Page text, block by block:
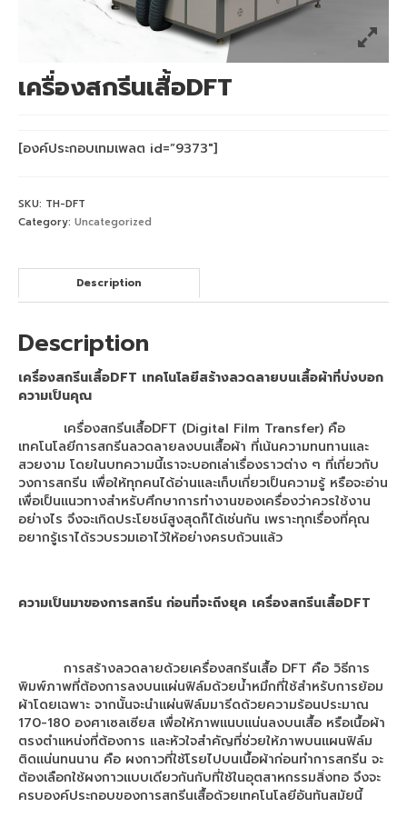
เครื่องพิมพ์ซับลิเมชั่น Mimaki TS330-1600
เครื่องพิมพ์สกรีน mimaki ts330 จับคู่
Heatroller 1.7m
เครื่องพิมพ์ซับลิเมชั่น Mimaki TS500P-3200
เครื่องพิมพ์ DFT Mimaki TxF150-75
เครื่องพิมพ์เสื้อยืด จับคู่ เครื่องรีดร้อน
40×60
เครื่องสกรีนเสื้อยืด จับคู่ เครื่องรีดร้อน
ขนาดเล็ก
เครื่องพิมพ์ DFT Mimaki TxF300-75
เครื่องพิมพ์ EPSON
เครื่องพิมพ์ซับลิเมชั่น Epson SC-F6430
1.3m
เครื่องพิมพ์ซับลิเมชั่น F6430 + HeatRoller
1.7m
เครื่องสกรีนเสื้อ F6430 + HeatRoller 1.9m
เครื่องพิมพ์ซับลิเมชั่น Epson SC-F7270
เครื่องสกรีนเสื้อDFT
[องค์ประกอบเทมเพลต id=”9373″]
SKU: TH-DFT
Category: Uncategorized
Description
Description
เครื่องสกรีนเสื้อDFT เทคโนโลยีสร้างลวดลายบนเสื้อผ้าที่บ่งบอก
ความเป็นคุณ
เครื่องสกรีนเสื้อDFT (Digital Film Transfer) คือ
เทคโนโลยีการสกรีนลวดลายลงบนเสื้อผ้า ที่เน้นความทนทานและ
สวยงาม โดยในบทความนี้เราจะบอกเล่าเรื่องราวต่าง ๆ ที่เกี่ยวกับ
วงการสกรีน เพื่อให้ทุกคนได้อ่านและเก็บเกี่ยวเป็นความรู้ หรือจะอ่าน
เพื่อเป็นแนวทางสำหรับศึกษาการทำงานของเครื่องว่าควรใช้งาน
อย่างไร จึงจะเกิดประโยชน์สูงสุดก็ได้เช่นกัน เพราะทุกเรื่องที่คุณ
อยากรู้เราได้รวบรวมเอาไว้ให้อย่างครบถ้วนแล้ว
ความเป็นมาของการสกรีน ก่อนที่จะถึงยุค เครื่องสกรีนเสื้อDFT
การสร้างลวดลายด้วยเครื่องสกรีนเสื้อ DFT คือ วิธีการ
พิมพ์ภาพที่ต้องการลงบนแผ่นฟิล์มด้วยน้ำหมึกที่ใช้สำหรับการย้อม
ผ้าโดยเฉพาะ จากนั้นจะนำแผ่นฟิล์มมารีดด้วยความร้อนประมาณ
170-180 องศาเซลเซียส เพื่อให้ภาพแนบแน่นลงบนเสื้อ หรือเนื้อผ้า
ตรงตำแหน่งที่ต้องการ และหัวใจสำคัญที่ช่วยให้ภาพบนแผนฟิล์ม
ติดแน่นทนนาน คือ ผงกาวที่ใช้โรยไปบนเนื้อผ้าก่อนทำการสกรีน จะ
ต้องเลือกใช้ผงกาวแบบเดียวกันกับที่ใช้ในอุตสาหกรรมสิ่งทอ จึงจะ
ครบองค์ประกอบของการสกรีนเสื้อด้วยเทคโนโลยีอันทันสมัยนี้